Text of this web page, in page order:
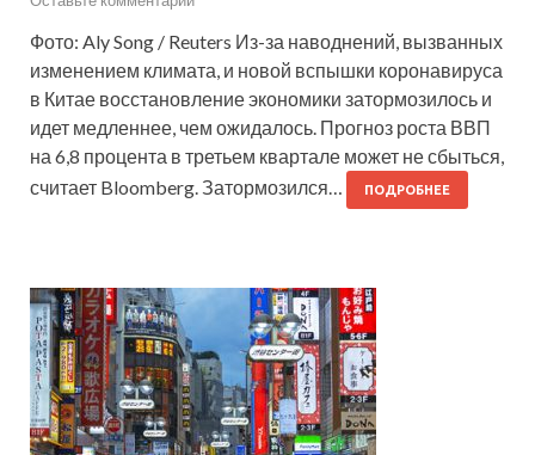
Фото: Aly Song / Reuters Из-за наводнений, вызванных
изменением климата, и новой вспышки коронавируса
в Китае восстановление экономики затормозилось и
идет медленнее, чем ожидалось. Прогноз роста ВВП
на 6,8 процента в третьем квартале может не сбыться,
считает Bloomberg. Затормозился…
ПОДРОБНЕЕ